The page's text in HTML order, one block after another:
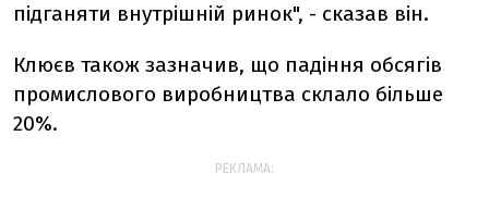
підганяти внутрішній ринок", - сказав він.
Клюєв також зазначив, що падіння обсягів
промислового виробництва склало більше
20%.
РЕКЛАМА: